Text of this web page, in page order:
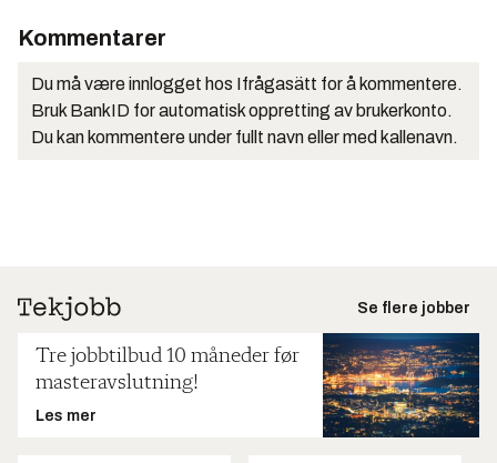
Kommentarer
Du må være innlogget hos Ifrågasätt for å kommentere.
Bruk BankID for automatisk oppretting av brukerkonto.
Du kan kommentere under fullt navn eller med kallenavn.
Se flere jobber
Tre jobbtilbud 10 måneder før
masteravslutning!
Les mer